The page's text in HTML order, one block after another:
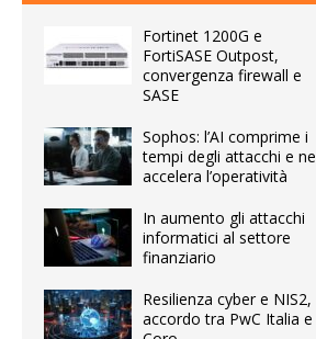
Fortinet 1200G e
FortiSASE Outpost,
convergenza firewall e
SASE
Sophos: l’AI comprime i
tempi degli attacchi e ne
accelera l’operatività
In aumento gli attacchi
informatici al settore
finanziario
Resilienza cyber e NIS2,
accordo tra PwC Italia e